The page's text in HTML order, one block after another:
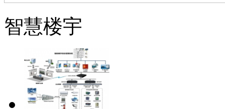
智慧楼宇